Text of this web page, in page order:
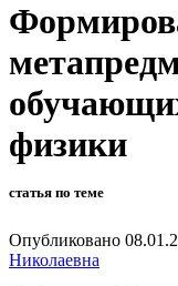
физики
статья по теме
Опубликовано
Николаевна